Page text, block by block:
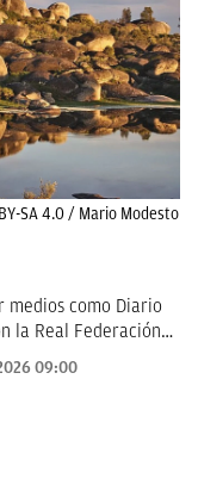
SA 4.0 / Mario Modesto
medios como Diario
la Real Federación
09:00